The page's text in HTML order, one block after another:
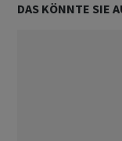
DAS KÖNNTE SIE